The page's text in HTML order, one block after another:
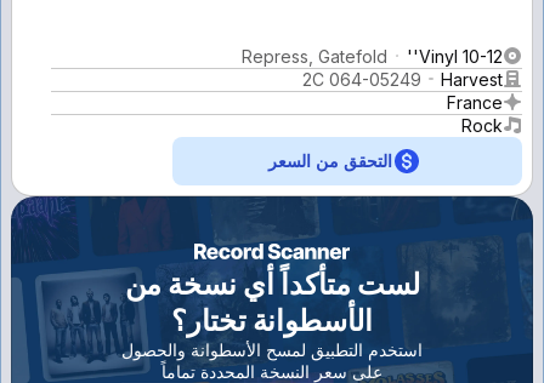
Vinyl 10-12''
Repress, Gatefold
Harvest
2C 064-05249
France
Rock
التحقق من السعر
لست متأكداً أي نسخة من
الأسطوانة تختار؟
استخدم التطبيق لمسح الأسطوانة والحصول
على سعر النسخة المحددة تماماً